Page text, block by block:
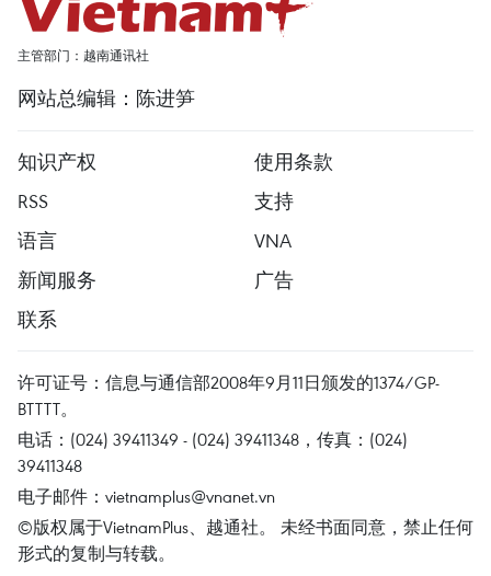
主管部门：越南通讯社
网站总编辑：陈进笋
知识产权
使用条款
RSS
支持
语言
VNA
新闻服务
广告
联系
许可证号：信息与通信部2008年9月11日颁发的1374/GP-
BTTTT。
电话：(024) 39411349 - (024) 39411348，传真：(024)
39411348
电子邮件： vietnamplus@vnanet.vn
©版权属于VietnamPlus、越通社。 未经书面同意，禁止任何
形式的复制与转载。